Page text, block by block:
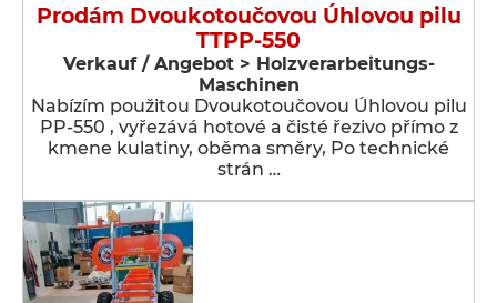
Prodám Dvoukotoučovou Úhlovou pilu
TTPP-550
Verkauf / Angebot > Holzverarbeitungs-
Maschinen
Nabízím použitou Dvoukotoučovou Úhlovou pilu
PP-550 , vyřezává hotové a čisté řezivo přímo z
kmene kulatiny, oběma směry, Po technické
strán …